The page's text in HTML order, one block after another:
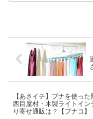
【あさイチ】ブナを使った
西目屋村・木製ライトイン
り寄せ通販は？【ブナコ】